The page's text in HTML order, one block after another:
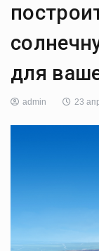
для
admin 23